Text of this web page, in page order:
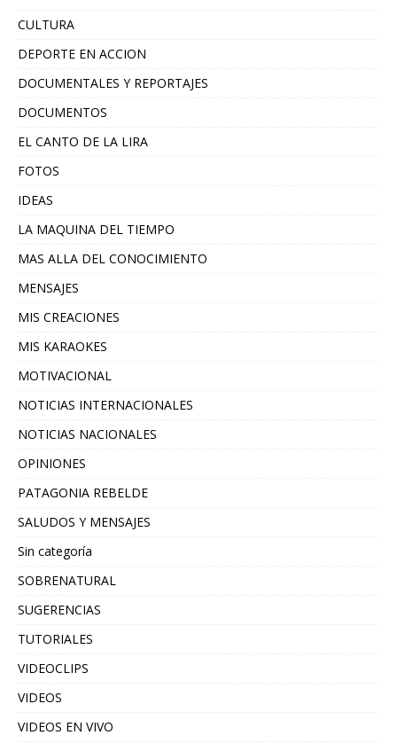
CULTURA
DEPORTE EN ACCION
DOCUMENTALES Y REPORTAJES
DOCUMENTOS
EL CANTO DE LA LIRA
FOTOS
IDEAS
LA MAQUINA DEL TIEMPO
MAS ALLA DEL CONOCIMIENTO
MENSAJES
MIS CREACIONES
MIS KARAOKES
MOTIVACIONAL
NOTICIAS INTERNACIONALES
NOTICIAS NACIONALES
OPINIONES
PATAGONIA REBELDE
SALUDOS Y MENSAJES
Sin categoría
SOBRENATURAL
SUGERENCIAS
TUTORIALES
VIDEOCLIPS
VIDEOS
VIDEOS EN VIVO